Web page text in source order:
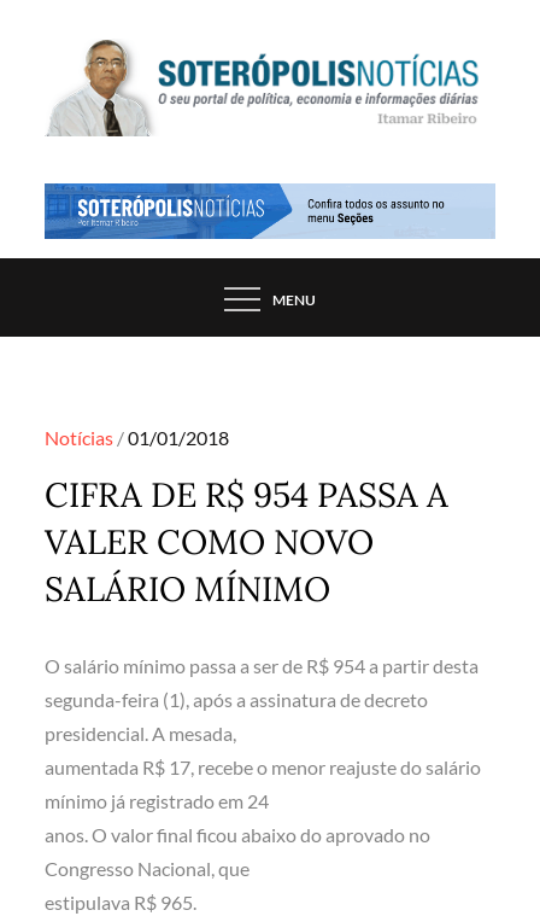
SOTERÓPOLIS NOTÍCIAS
PORTAL DE NOTÍCIAS DE SALVADOR E
MENU
Notícias Posted
01/01/2018
CIFRA DE R$ 954 PASSA A
VALER COMO NOVO
SALÁRIO MÍNIMO
O salário mínimo passa a ser de R$ 954 a partir desta
segunda-feira (1), após a assinatura de decreto
presidencial. A mesada,
aumentada R$ 17, recebe o menor reajuste do salário
mínimo já registrado em 24
anos. O valor final ficou abaixo do aprovado no
Congresso Nacional, que
estipulava R$ 965.